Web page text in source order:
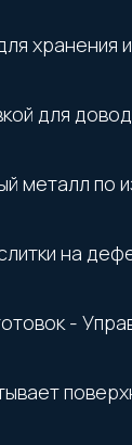
хранения
для
металл
на
-